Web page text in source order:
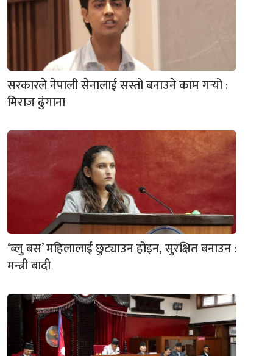
सरकारले नेपाली सेनालाई सस्तो बनाउने काम गर्‍यो :
मिराज ढुंगाना
‘ब्लु बस’ महिलालाई छुट्याउन होइन, सुरक्षित बनाउन :
मन्त्री बादी